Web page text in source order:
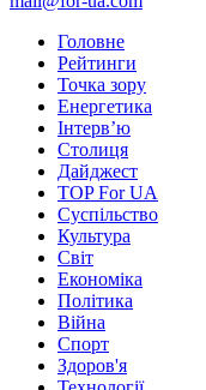
Головне
Рейтинги
Точка зору
Енергетика
Інтерв’ю
Столиця
Дайджест
TOP For UA
Суспiльство
Культура
Світ
Економіка
Політика
Війна
Спорт
Здоров'я